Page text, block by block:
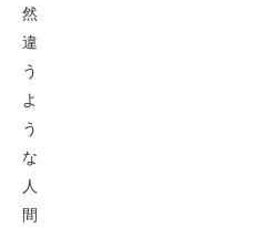
然
違
う
よ
う
な
人
間